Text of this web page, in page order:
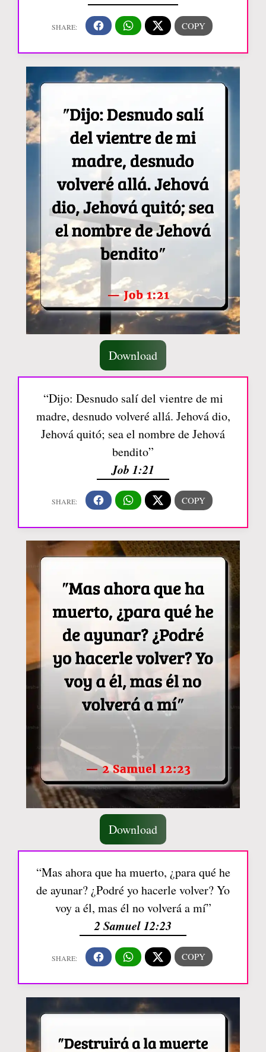
Download
“Dijo: Desnudo salí del vientre de mi
madre, desnudo volveré allá. Jehová dio,
Jehová quitó; sea el nombre de Jehová
bendito”
Job 1:21
Download
“Mas ahora que ha muerto, ¿para qué he
de ayunar? ¿Podré yo hacerle volver? Yo
voy a él, mas él no volverá a mí”
2 Samuel 12:23